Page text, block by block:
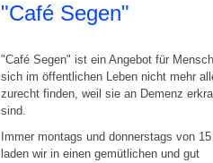
"Café Segen"
"Café Segen" ist ein Angebot für
sich im öffentlichen Leben nicht mehr
zurecht finden, weil sie an Demenz
sind.
Immer montags und donnerstags von
laden wir in einen gemütlichen und gut